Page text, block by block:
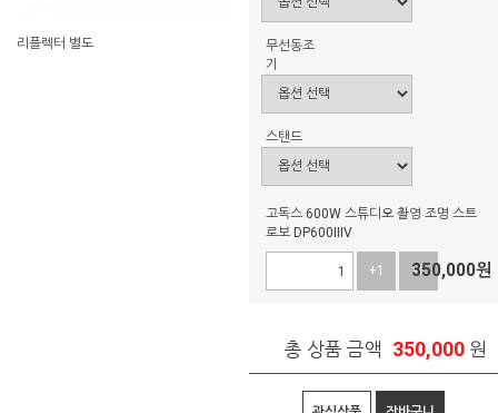
리플렉터 별도
무선동조
기
스탠드
고독스 600W 스튜디오 촬영 조명 스트
로보 DP600IIIV
+1 -1
350,000원
총 상품 금액 350,000 원